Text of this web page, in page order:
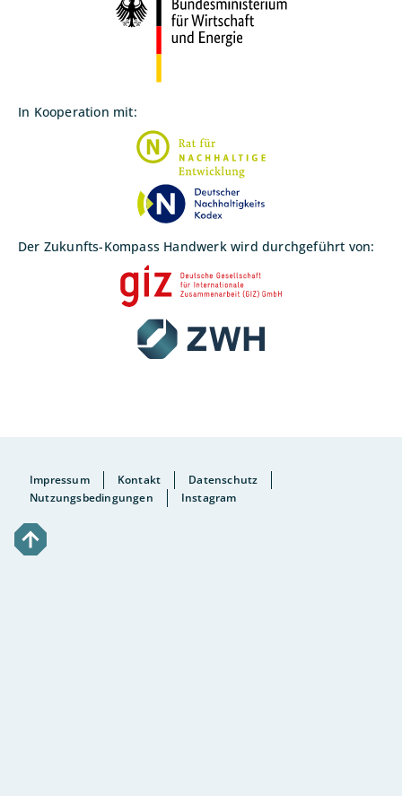
In Kooperation mit:
Der Zukunfts-Kompass Handwerk wird durchgeführt von:
Fußzeile
Impressum Kontakt
Datenschutz
Nutzungsbedingungen
Instagram